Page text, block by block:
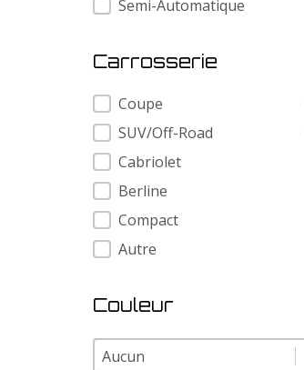
Semi-Automatique
Carrosserie
Carrosserie
Coupe
SUV/Off-Road
Cabriolet
Berline
Compact
Autre
Couleur
Couleur
Couleur